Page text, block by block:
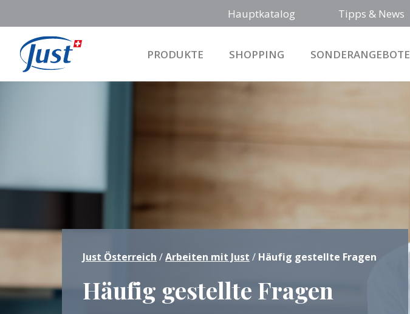
Hauptkatalog Tipps & News
Main NavigationPRODUKTE SHOPPING SONDERANGEBOTE
Just Österreich /Arbeiten mit Just / Häufig gestellte Fragen
Häufig gestellte Fragen